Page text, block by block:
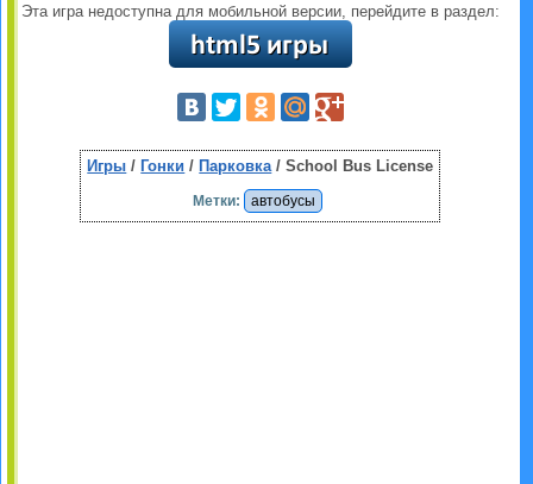
Эта игра недоступна для мобильной версии, перейдите в раздел:
Игры / Гонки / Парковка/ School Bus License
Метки: автобусы